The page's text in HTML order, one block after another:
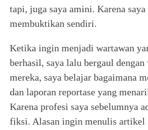
tapi, juga saya amini. Karena saya
membuktikan sendiri.
Ketika ingin menjadi wartawan
berhasil, saya lalu bergaul
mereka, saya belajar bagaimana
dan laporan reportase yang
Karena profesi saya sebelumnya
fiksi. Alasan ingin menulis artikel